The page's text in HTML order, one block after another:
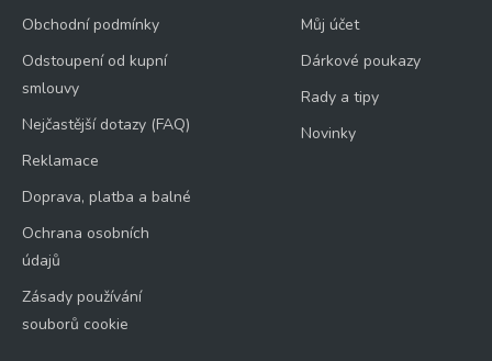
Obchodní podmínky
Odstoupení od kupní
smlouvy
Nejčastější dotazy (FAQ)
Reklamace
Doprava, platba a balné
Ochrana osobních
údajů
Zásady používání
souborů cookie
Můj účet
Dárkové poukazy
Rady a tipy
Novinky